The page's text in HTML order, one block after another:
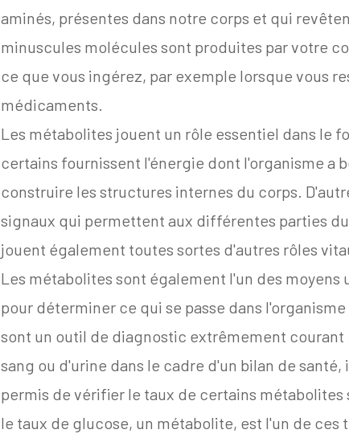
aminés, présentes dans notre corps et qui
minuscules molécules sont produites par votre
ce que vous ingérez, par exemple lorsque vous
médicaments.
Les métabolites jouent un rôle essentiel dans le
certains fournissent l'énergie dont l'organisme a
construire les structures internes du corps.
signaux qui permettent aux différentes parties
jouent également toutes sortes d'autres rôles
Les métabolites sont également l'un des moyens
pour déterminer ce qui se passe dans
sont un outil de diagnostic extrêmement courant
sang ou d'urine dans le cadre d'un bilan de
permis de vérifier le taux de certains
le taux de glucose, un métabolite, est l'un de ces